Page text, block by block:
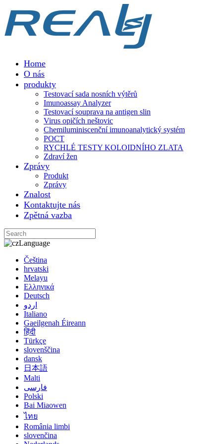
Home
O nás
produkty
Testovací sada nosních výtěrů
Imunoassay Analyzer
Testovací souprava na antigen slin
Virus opičích neštovic
Chemiluminiscenční imunoanalytický systém
POCT
RYCHLÉ TESTY KOLOIDNÍHO ZLATA
Zdraví žen
Zprávy
Produkt
Zprávy
Znalost
Kontaktujte nás
Zpětná vazba
Language
Čeština
hrvatski
Melayu
Ελληνικά
Deutsch
اردو
Italiano
Gaeilgenah Éireann
हिंदी
Türkçe
slovenščina
dansk
日本語
Malti
فارسی
Polski
Bai Miaowen
ไทย
România limbi
slovenčina